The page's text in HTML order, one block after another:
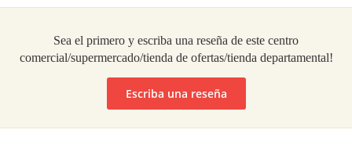
Sea el primero y escriba una reseña de este centro
comercial/supermercado/tienda de ofertas/tienda departamental!
Escriba una reseña